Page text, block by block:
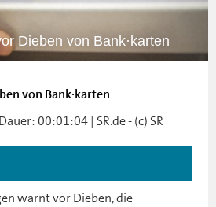
Dieben von Bank·karten
von Bank·karten
00:01:04 | SR.de - (c) SR
warnt vor Dieben, die